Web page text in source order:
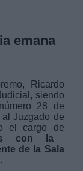
emana
Ricardo
siendo
28 de
al Juzgado de
el cargo de
con la
de la Sala